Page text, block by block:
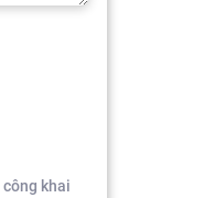
khai